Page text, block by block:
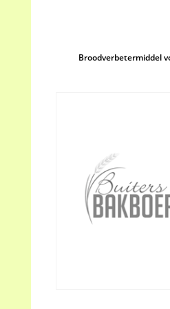
Broodverbetermiddel